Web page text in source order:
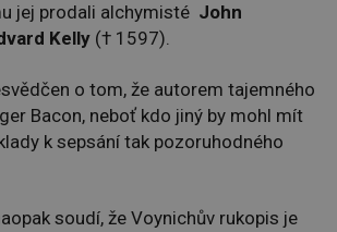
jej prodali alchymisté John
Kelly († 1597).
o tom, že autorem tajemného
Bacon, neboť kdo jiný by mohl mít
k sepsání tak pozoruhodného
soudí, že Voynichův rukopis je